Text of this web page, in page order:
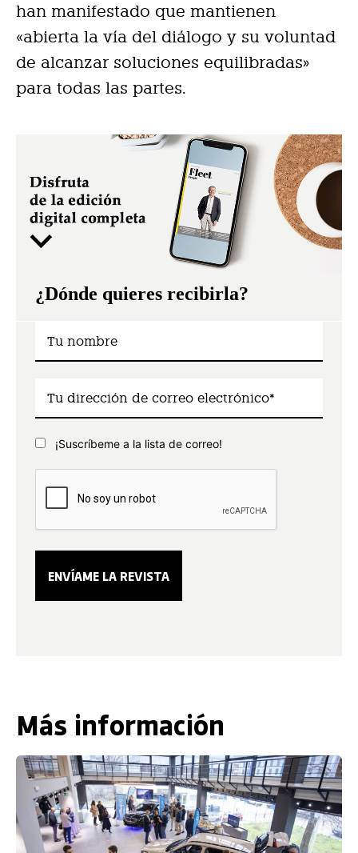
han manifestado que mantienen
«abierta la vía del diálogo y su voluntad
de alcanzar soluciones equilibradas»
para todas las partes.
¿Dónde quieres recibirla?
¡Suscríbeme a la lista de correo!
Más información